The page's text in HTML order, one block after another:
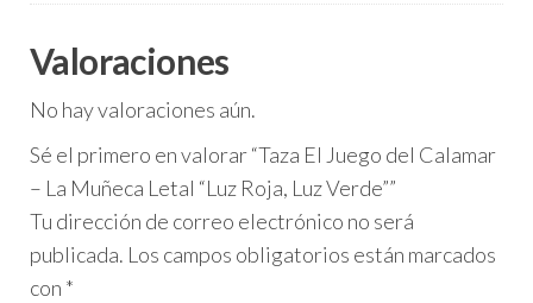
Valoraciones
No hay valoraciones aún.
Sé el primero en valorar “Taza El Juego del Calamar
– La Muñeca Letal “Luz Roja, Luz Verde””
Tu dirección de correo electrónico no será
publicada. Los campos obligatorios están marcados
con *